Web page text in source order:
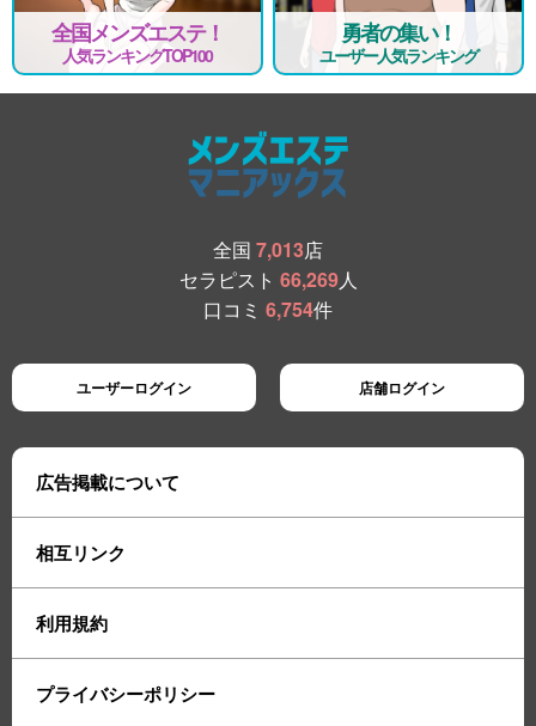
全国メンズエステ！
人気ランキングTOP100
勇者の集い！
ユーザー人気ランキング
全国 7,013店
セラピスト 66,269人
口コミ 6,754件
ユーザーログイン 店舗ログイン
広告掲載について
相互リンク
利用規約
プライバシーポリシー